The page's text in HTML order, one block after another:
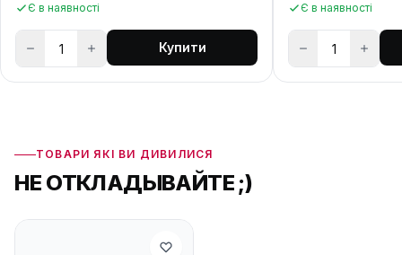
Є в наявності
Купити
Є в наявності
ТОВАРИ ЯКІ ВИ ДИВИЛИСЯ
НЕ ОТКЛАДЫВАЙТЕ ;)